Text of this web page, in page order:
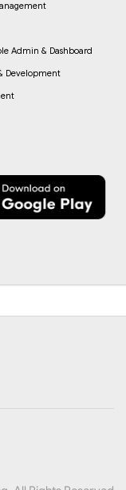
Admin & Dashboard
Development